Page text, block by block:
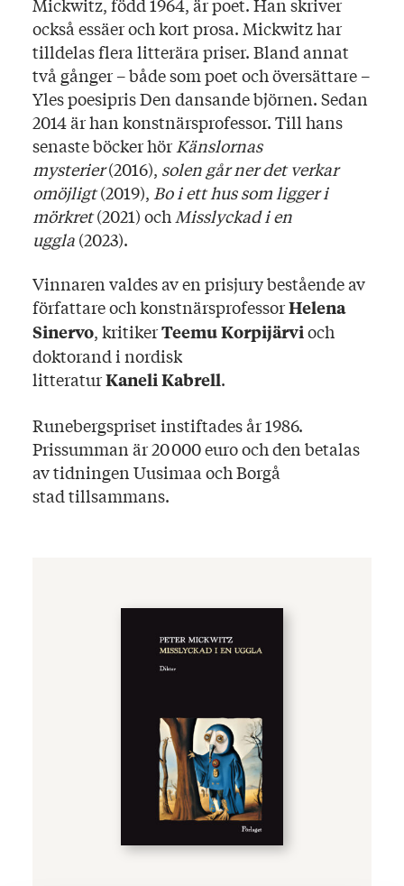
också essäer och kort prosa. Mickwitz har
tilldelas flera litterära priser. Bland annat
två gånger – både som poet och översättare –
Yles poesipris Den dansande björnen. Sedan
2014 är han konstnärsprofessor. Till hans
senaste böcker hörKänslornas
mysterier(2016), solen går ner det verkar
omöjligt(2019), Bo i ett hus som ligger i
mörkret(2021) och Misslyckad i en
uggla(2023).
Vinnaren valdes av en prisjury bestående av
författare och konstnärsprofessorHelena
Sinervo, kritikerTeemu Korpijärvioch
doktorand i nordisk
litteraturKaneli Kabrell.
Runebergspriset instiftades år 1986.
Prissumman är 20 000 euro och den betalas
av tidningen Uusimaa och Borgå
stad tillsammans.